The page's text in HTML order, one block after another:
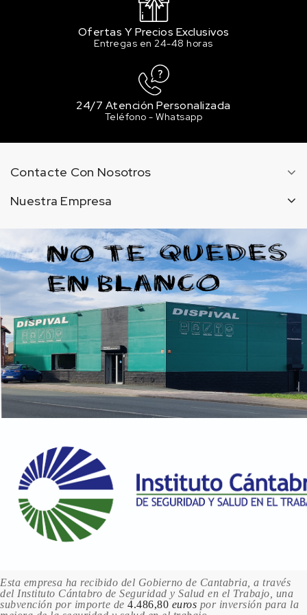
413 MAUVE / MALVA
2.55 €
2 en stock
433 PURPLE / PÚRPURA
Sin stock
2.55 €
ALIZARIN
2.55 €
515 ALIZARIN CRIMSON / CARMESI
ALIZARIN
2.55 €
Sin stock
527 LIGHT RED / ROJO
CLARO
2.55 €
1 en stock
537 PERMANENT ROSE / ROSA
PERMANENTE
2.55 €
563 ROSE MADDER / ROSA GRANZA
2.55 €
Sin stock
571 SCARLET LAKE / LACA
ESCARLATA
2.55 €
588 VERMILION /
BERMELLON
2.55 €
Ofertas Y Precios Exclusivos
Entregas en 24-48 horas
24/7 Atención Personalizada
Teléfono - Whatsapp
Contacte Con Nosotros
Nuestra Empresa
Esta empresa ha recibido del Gobierno de Cantabria, a través
del Instituto Cántabro de Seguridad y Salud en el Trabajo, una
subvención por importe de 4.486,80 euros por inversión para la